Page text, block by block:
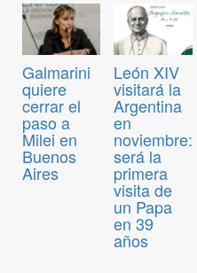
Galmarini
quiere
cerrar el
paso a
Milei en
Buenos
Aires
León XIV
visitará la
Argentina
en
noviembre:
será la
primera
visita de
un Papa
en 39
años